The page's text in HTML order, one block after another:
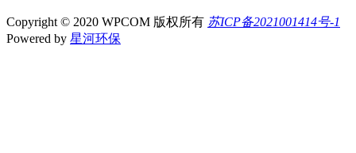
Copyright © 2020 WPCOM 版权所有 苏ICP备2021001414号-1
Powered by 星河环保